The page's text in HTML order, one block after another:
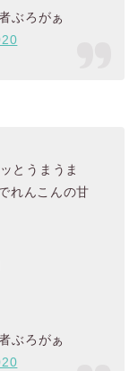
ぶろがぁ
とうまうま
れんこんの甘
ぶろがぁ